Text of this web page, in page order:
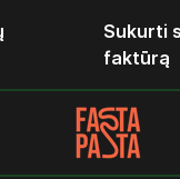
Sukurti
faktūrą